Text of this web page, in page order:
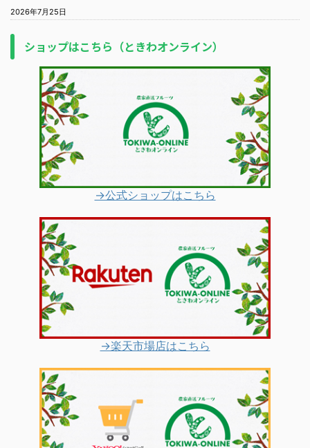
2026年7月25日
ショップはこちら（ときわオンライン）
→公式ショップはこちら
→楽天市場店はこちら